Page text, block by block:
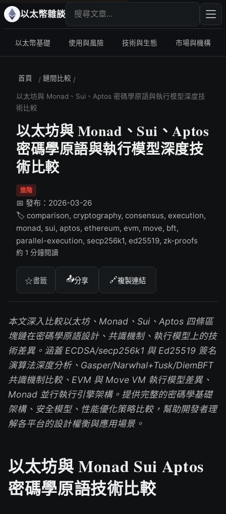
以太幣雜談 搜尋文章 輸入
以太幣基礎 使用與風險 技術與生態 市場與機構
首頁 / 鏈間比較 /
以太坊與 Monad、Sui、Aptos 密碼學原語與執行模型深度技
術比較
以太坊與 Monad、Sui、Aptos
密碼學原語與執行模型深度技
術比較
進階
📅 發布：2026-03-26
🏷️ comparison, cryptography, consensus, execution,
monad, sui, aptos, ethereum, evm, move, bft,
parallel-execution, secp256k1, ed25519, zk-proofs
約 1 分鐘閱讀
☆書籤 📤分享 🔗複製連結
本文深入比較以太坊、Monad、Sui、Aptos 四條區
塊鏈在密碼學原語設計、共識機制、執行模型上的技
術差異。涵蓋 ECDSA/secp256k1 與 Ed25519 簽名
演算法深度分析、Gasper/Narwhal+Tusk/DiemBFT
共識機制比較、EVM 與 Move VM 執行模型差異、
Monad 並行執行引擎架構。提供完整的密碼學基礎
架構、安全模型、性能優化策略比較，幫助開發者理
解各平台的設計權衡與應用場景。
以太坊與 Monad Sui Aptos
密碼學原語技術比較